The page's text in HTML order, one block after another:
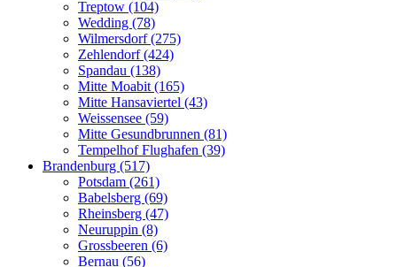
Treptow (104)
Wedding (78)
Wilmersdorf (275)
Zehlendorf (424)
Spandau (138)
Mitte Moabit (165)
Mitte Hansaviertel (43)
Weissensee (59)
Mitte Gesundbrunnen (81)
Tempelhof Flughafen (39)
Brandenburg (517)
Potsdam (261)
Babelsberg (69)
Rheinsberg (47)
Neuruppin (8)
Grossbeeren (6)
Bernau (56)